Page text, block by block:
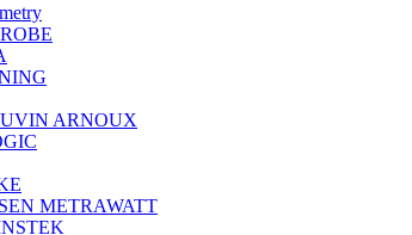
ARNOUX
METRAWATT